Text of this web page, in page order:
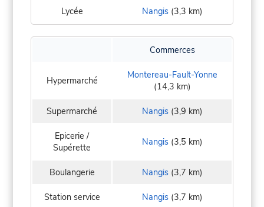
Lycée Nangis(3,3 km)
Commerces
Hypermarché
Montereau-Fault-Yonne
(14,3 km)
Supermarché Nangis(3,9 km)
Epicerie /
Supérette
Nangis(3,5 km)
Boulangerie Nangis(3,7 km)
Station service Nangis(3,7 km)